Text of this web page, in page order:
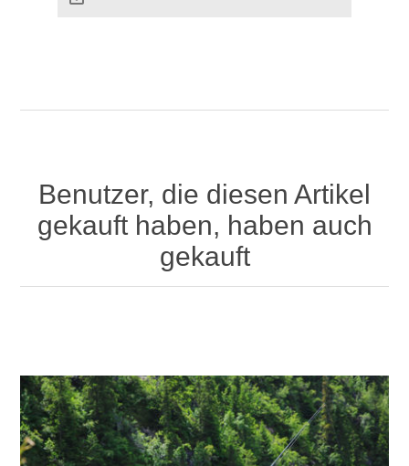
Benutzer, die diesen Artikel
gekauft haben, haben auch
gekauft